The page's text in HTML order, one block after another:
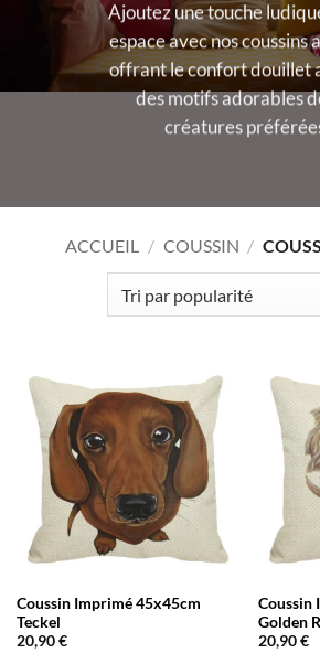
Ajoutez une touche
espace avec nos coussins
offrant le confort douillet
des motifs adorables
créatures
ACCUEIL / COUSSIN /
Coussin Imprimé 45x45cm
Teckel
20,90€
Coussin
Golden
20,90€